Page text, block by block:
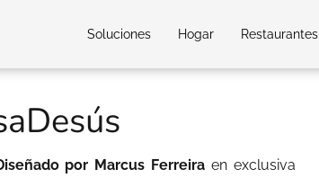
Soluciones Hogar Restaurantes
por Marcus Ferreira en exclusiva